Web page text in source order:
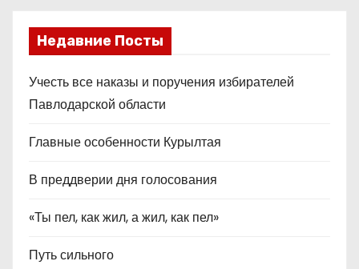
Недавние Посты
Учесть все наказы и поручения избирателей
Павлодарской области
Главные особенности Курылтая
В преддверии дня голосования
«Ты пел, как жил, а жил, как пел»
Путь сильного